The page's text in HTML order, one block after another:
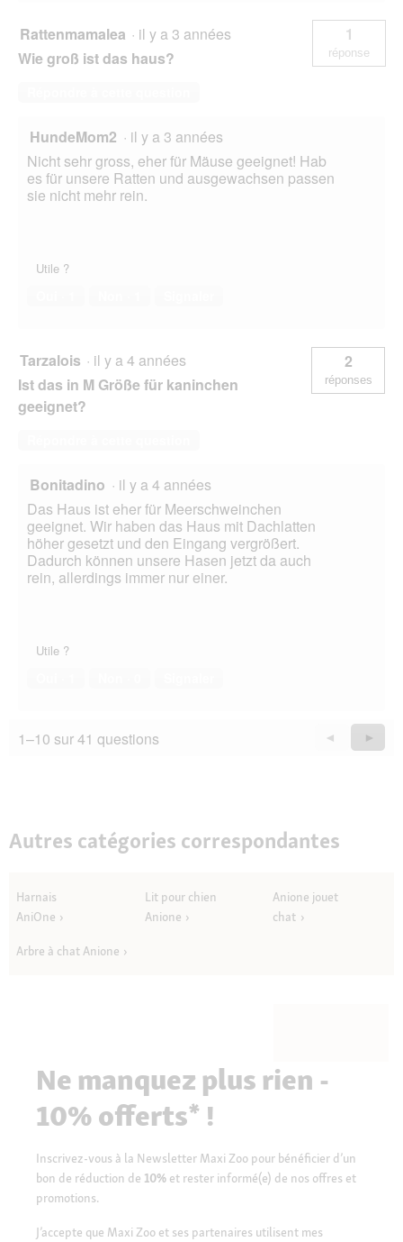
Rattenmamalea · il y a 3 années
Wie groß ist das haus?
1
réponse
HundeMom2 · il y a 3 années
Nicht sehr gross, eher für Mäuse geeignet! Hab
es für unsere Ratten und ausgewachsen passen
sie nicht mehr rein.
Utile ?
Tarzalois · il y a 4 années
Ist das in M Größe für kaninchen
geeignet?
2
réponses
Bonitadino · il y a 4 années
Das Haus ist eher für Meerschweinchen
geeignet. Wir haben das Haus mit Dachlatten
höher gesetzt und den Eingang vergrößert.
Dadurch können unsere Hasen jetzt da auch
rein, allerdings immer nur einer.
Utile ?
1–10 sur 41 questions
Précédent
Questions
◄ ►
Autres catégories correspondantes
Harnais
AniOne
Lit pour chien
Anione
Anione jouet
chat
Arbre à chat Anione
Ne manquez plus rien -
10% offerts* !
Inscrivez-vous à la Newsletter Maxi Zoo pour bénéficier d’un
bon de réduction de 10% et rester informé(e) de nos offres et
promotions.
J’accepte que Maxi Zoo et ses partenaires utilisent mes